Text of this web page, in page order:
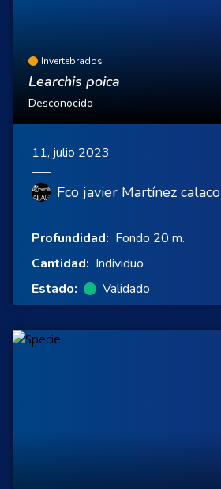
Invertebrados
Learchis poica
Desconocido
11, julio 2023
Fco javier Martínez calaco
Profundidad: Fondo 20 m.
Cantidad: Individuo
Estado:
Validado